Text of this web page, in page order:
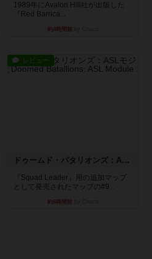
1989年にAvalon Hill社が出版した
『Red Barrica...
約4時間前
レビュー
ドゥームド・バタリオンズ：ASLモジュール11
『Squad Leader』用の追加マップ
として発売されたマップの#9...
約6時間前